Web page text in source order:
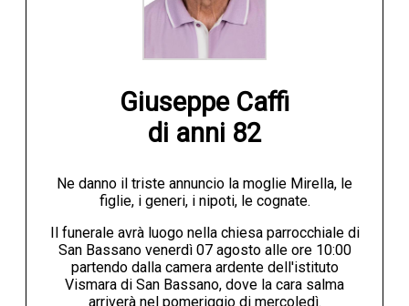
Giuseppe Caffi
di anni 82
Ne danno il triste annuncio la moglie Mirella, le
figlie, i generi, i nipoti, le cognate.
Il funerale avrà luogo nella chiesa parrocchiale di
San Bassano venerdì 07 agosto alle ore 10:00
partendo dalla camera ardente dell'istituto
Vismara di San Bassano, dove la cara salma
arriverà nel pomeriggio di mercoledì.